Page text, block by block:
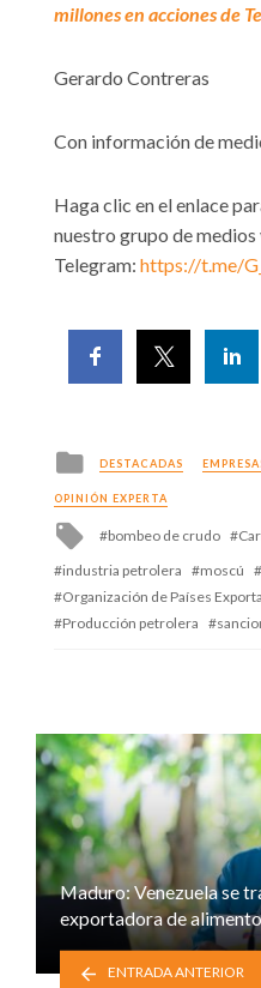
millones en acciones de
Gerardo Contreras
Con información de
Haga clic en el enlace
nuestro grupo de medios
Telegram: https://t.me/
Posted
in
DESTACADAS
OPINIÓN EXPERTA
Tagged
with
bombeo de crudo
industria petrolera
moscú
Organización de Países
Producción petrolera
Maduro: Venezuela se
exportadora de
ENTRADA ANTERIOR